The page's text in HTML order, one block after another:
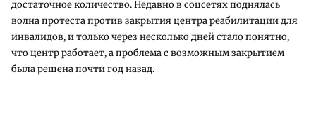
достаточное количество. Недавно в соцсетях поднялась
волна протеста против закрытия центра реабилитации для
инвалидов, и только через несколько дней стало понятно,
что центр работает, а проблема с возможным закрытием
была решена почти год назад.